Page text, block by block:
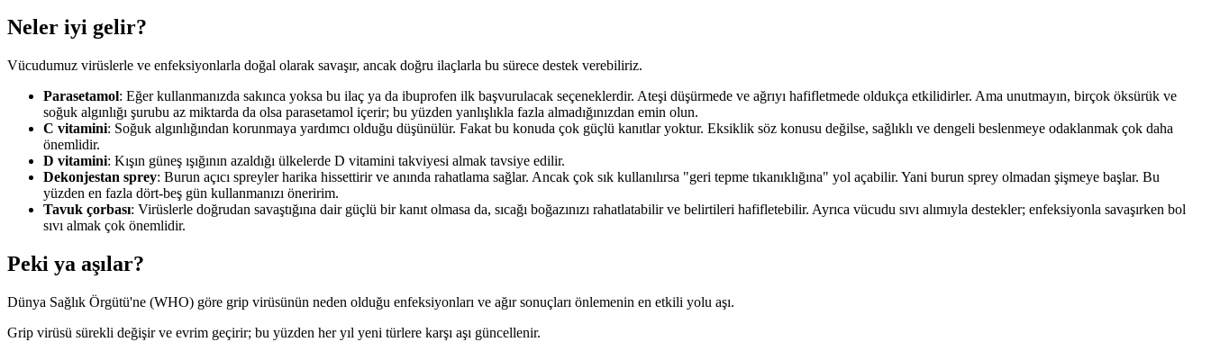
Neler iyi gelir?
Vücudumuz virüslerle ve enfeksiyonlarla doğal olarak savaşır, ancak doğru ilaçlarla bu sürece destek verebiliriz.
Parasetamol: Eğer kullanmanızda sakınca yoksa bu ilaç ya da ibuprofen ilk başvurulacak seçeneklerdir. Ateşi düşürmede ve ağrıyı hafifletmede oldukça etkilidirler. Ama unutmayın, birçok öksürük ve
soğuk algınlığı şurubu az miktarda da olsa parasetamol içerir; bu yüzden yanlışlıkla fazla almadığınızdan emin olun.
C vitamini: Soğuk algınlığından korunmaya yardımcı olduğu düşünülür. Fakat bu konuda çok güçlü kanıtlar yoktur. Eksiklik söz konusu değilse, sağlıklı ve dengeli beslenmeye odaklanmak çok daha
önemlidir.
D vitamini: Kışın güneş ışığının azaldığı ülkelerde D vitamini takviyesi almak tavsiye edilir.
Dekonjestan sprey: Burun açıcı spreyler harika hissettirir ve anında rahatlama sağlar. Ancak çok sık kullanılırsa "geri tepme tıkanıklığına" yol açabilir. Yani burun sprey olmadan şişmeye başlar. Bu
yüzden en fazla dört-beş gün kullanmanızı öneririm.
Tavuk çorbası: Virüslerle doğrudan savaştığına dair güçlü bir kanıt olmasa da, sıcağı boğazınızı rahatlatabilir ve belirtileri hafifletebilir. Ayrıca vücudu sıvı alımıyla destekler; enfeksiyonla savaşırken bol
sıvı almak çok önemlidir.
Peki ya aşılar?
Dünya Sağlık Örgütü'ne (WHO) göre grip virüsünün neden olduğu enfeksiyonları ve ağır sonuçları önlemenin en etkili yolu aşı.
Grip virüsü sürekli değişir ve evrim geçirir; bu yüzden her yıl yeni türlere karşı aşı güncellenir.